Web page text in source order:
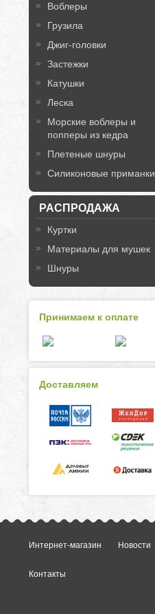
Воблеры
Грузила
Джиг-головки
Застежки
Катушки
Леска
Морские воблеры и
попперы из кедра
Плетеные шнуры
Силиконовые приманки
РАСПРОДАЖА
Куртки
Материалы для мушек
Шнуры
Принимаем к оплате
Доставляем
Интернет-магазин Новости
Контакты